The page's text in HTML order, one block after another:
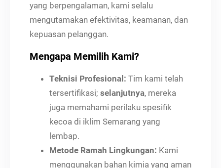
yang berpengalaman, kami selalu
mengutamakan efektivitas, keamanan, dan
kepuasan pelanggan.
Mengapa Memilih Kami?
Teknisi Profesional: Tim kami telah
tersertifikasi; selanjutnya, mereka
juga memahami perilaku spesifik
kecoa di iklim Semarang yang
lembap.
Metode Ramah Lingkungan: Kami
menggunakan bahan kimia yang aman